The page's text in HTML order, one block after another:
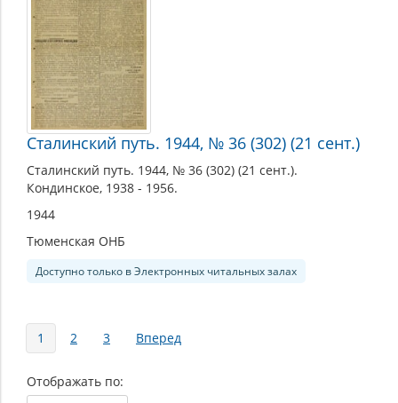
Сталинский путь. 1944, № 36 (302) (21 сент.)
Сталинский путь. 1944, № 36 (302) (21 сент.).
Кондинское, 1938 - 1956.
1944
Тюменская ОНБ
Доступно только в Электронных читальных залах
Страницы
1 2 3 Вперед
Отображать по